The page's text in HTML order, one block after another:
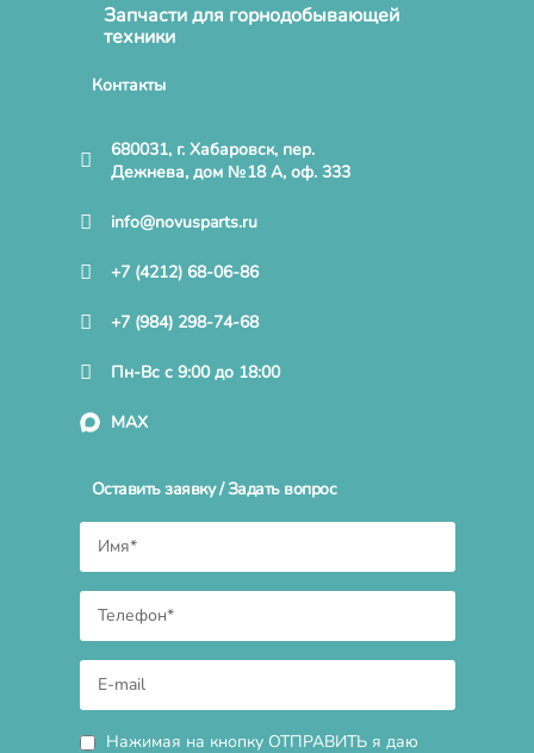
Запчасти для горнодобывающей
техники
Контакты
680031, г. Хабаровск, пер.
Дежнева, дом №18 А, оф. 333
info@novusparts.ru
+7 (4212) 68-06-86
+7 (984) 298-74-68
Пн-Вс с 9:00 до 18:00
MAX
Оставить заявку / Задать вопрос
Нажимая на кнопку ОТПРАВИТЬ я даю